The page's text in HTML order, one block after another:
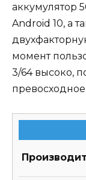
аккумулятор
Android 10, а
момент
3/64 высоко,